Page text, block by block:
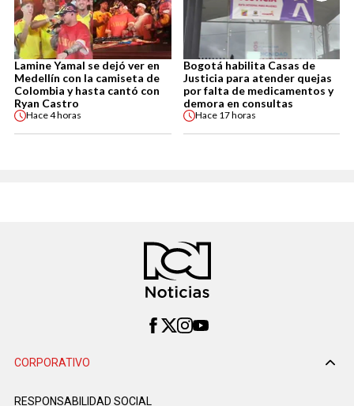
Lamine Yamal se dejó ver en
Medellín con la camiseta de
Colombia y hasta cantó con
Ryan Castro
Hace4 horas
Bogotá habilita Casas de
Justicia para atender quejas
por falta de medicamentos y
demora en consultas
Hace 17 horas
CORPORATIVO
RESPONSABILIDAD SOCIAL